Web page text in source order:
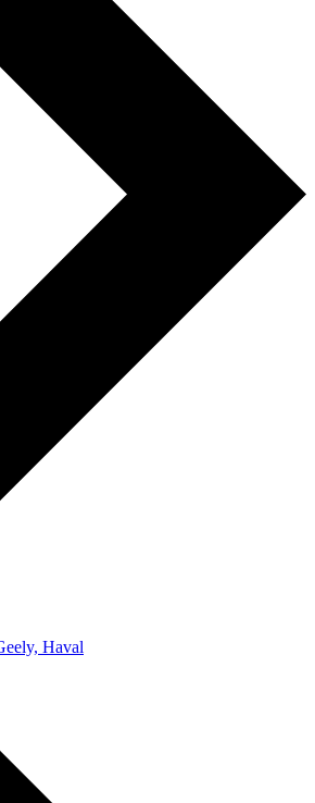
Haval